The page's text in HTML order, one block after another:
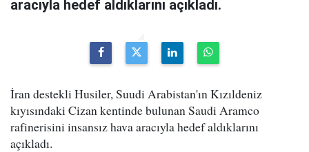
aracıyla hedef aldıklarını açıkladı.
İran destekli Husiler, Suudi Arabistan'ın Kızıldeniz
kıyısındaki Cizan kentinde bulunan Saudi Aramco
rafinerisini insansız hava aracıyla hedef aldıklarını
açıkladı.